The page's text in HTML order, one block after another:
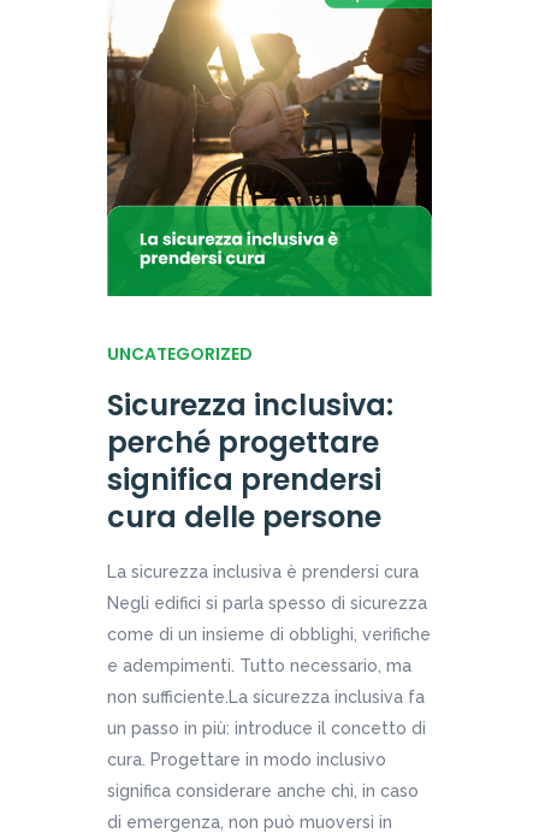
UNCATEGORIZED
Sicurezza inclusiva:
perché progettare
significa prendersi
cura delle persone
La sicurezza inclusiva è prendersi cura
Negli edifici si parla spesso di sicurezza
come di un insieme di obblighi, verifiche
e adempimenti. Tutto necessario, ma
non sufficiente.La sicurezza inclusiva fa
un passo in più: introduce il concetto di
cura. Progettare in modo inclusivo
significa considerare anche chi, in caso
di emergenza, non può muoversi in